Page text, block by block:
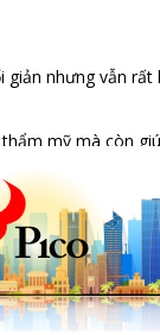
nhưng vẫn rất
mỹ mà còn